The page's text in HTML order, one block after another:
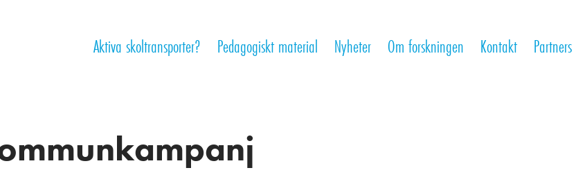
Aktiva skoltransporter? Pedagogiskt material Nyheter Om forskningen Kontakt Partners